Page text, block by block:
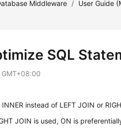
Middleware / User Guide
SQL
INNER instead of LEFT JOIN or
JOIN is used, ON is